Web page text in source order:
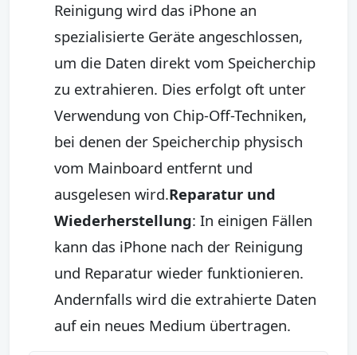
Reinigung wird das iPhone an
spezialisierte Geräte angeschlossen,
um die Daten direkt vom Speicherchip
zu extrahieren. Dies erfolgt oft unter
Verwendung von Chip-Off-Techniken,
bei denen der Speicherchip physisch
vom Mainboard entfernt und
ausgelesen wird.Reparatur und
Wiederherstellung: In einigen Fällen
kann das iPhone nach der Reinigung
und Reparatur wieder funktionieren.
Andernfalls wird die extrahierte Daten
auf ein neues Medium übertragen.